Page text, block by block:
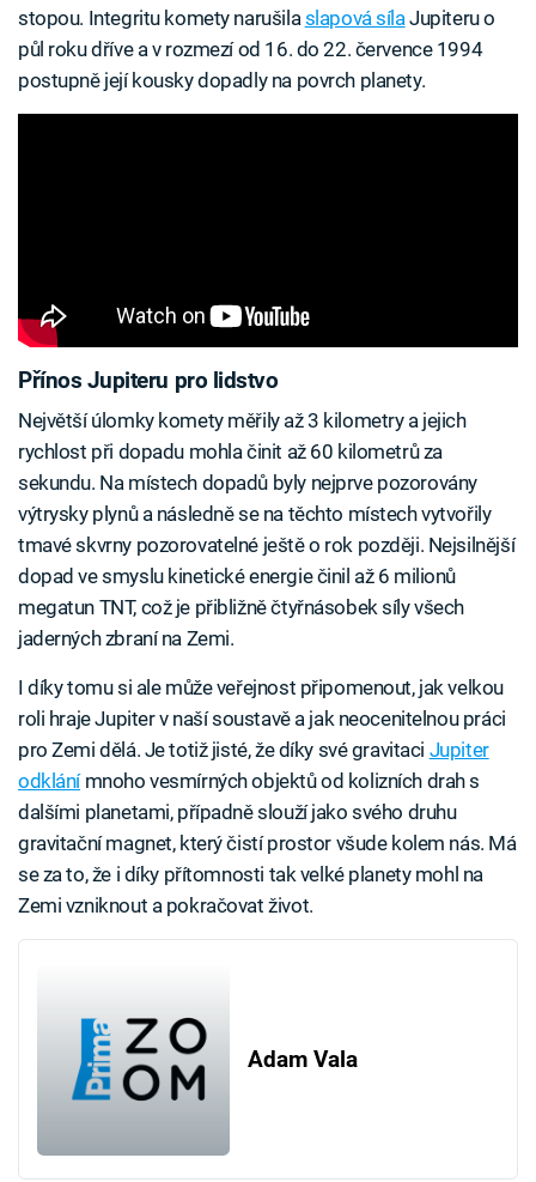
stopou. Integritu komety narušila slapová síla Jupiteru o
půl roku dříve a v rozmezí od 16. do 22. července 1994
postupně její kousky dopadly na povrch planety.
Přínos Jupiteru pro lidstvo
Největší úlomky komety měřily až 3 kilometry a jejich
rychlost při dopadu mohla činit až 60 kilometrů za
sekundu. Na místech dopadů byly nejprve pozorovány
výtrysky plynů a následně se na těchto místech vytvořily
tmavé skvrny pozorovatelné ještě o rok později. Nejsilnější
dopad ve smyslu kinetické energie činil až 6 milionů
megatun TNT, což je přibližně čtyřnásobek síly všech
jaderných zbraní na Zemi.
I díky tomu si ale může veřejnost připomenout, jak velkou
roli hraje Jupiter v naší soustavě a jak neocenitelnou práci
pro Zemi dělá. Je totiž jisté, že díky své gravitaci Jupiter
odklánímnoho vesmírných objektů od kolizních drah s
dalšími planetami, případně slouží jako svého druhu
gravitační magnet, který čistí prostor všude kolem nás. Má
se za to, že i díky přítomnosti tak velké planety mohl na
Zemi vzniknout a pokračovat život.
Adam Vala